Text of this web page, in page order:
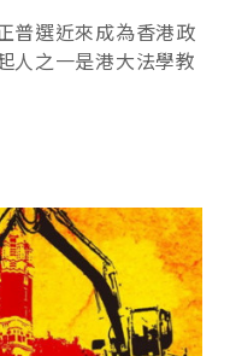
普選近來成為香港政
人之一是港大法學教